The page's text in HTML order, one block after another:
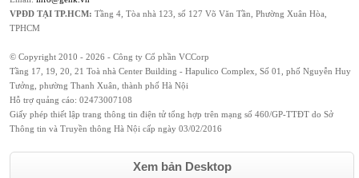
VPĐD TẠI TP.HCM: Tầng 4, Tòa nhà 123, số 127 Võ Văn Tần, Phường Xuân Hòa,
TPHCM
© Copyright 2010 - 2026 - Công ty Cổ phần VCCorp
Tầng 17, 19, 20, 21 Toà nhà Center Building - Hapulico Complex, Số 01, phố Nguyễn Huy
Tưởng, phường Thanh Xuân, thành phố Hà Nội
Hỗ trợ quảng cáo: 02473007108
Giấy phép thiết lập trang thông tin điện tử tổng hợp trên mạng số 460/GP-TTĐT do Sở
Thông tin và Truyền thông Hà Nội cấp ngày 03/02/2016
Xem bản Desktop